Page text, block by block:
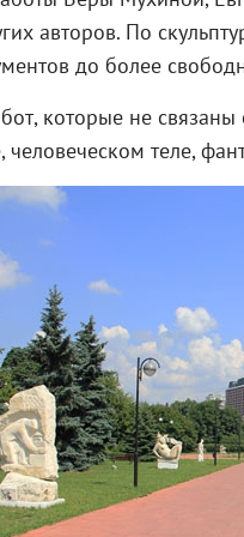
авторов. По
до более
которые не
теле,